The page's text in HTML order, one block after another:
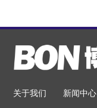
关于我们 新闻中心